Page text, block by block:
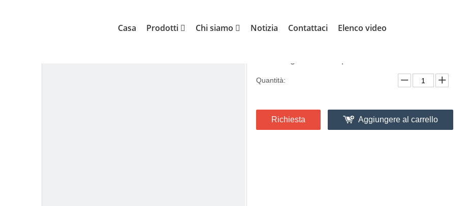
Casa Prodotti Chi siamo Notizia Contattaci Elenco video
Quantità:
Richiesta Aggiungere al carrello